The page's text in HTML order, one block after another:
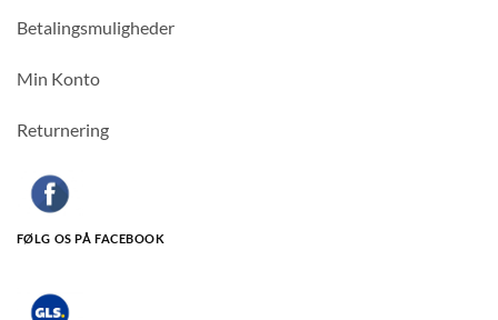
Betalingsmuligheder
Min Konto
Returnering
FØLG OS PÅ FACEBOOK